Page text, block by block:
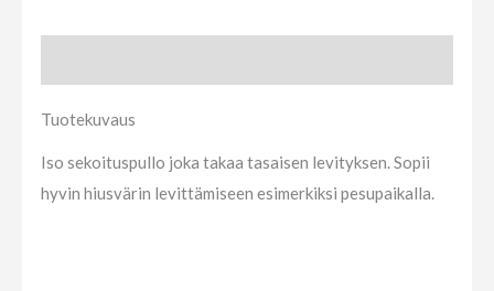
Tuotekuvaus
Iso sekoituspullo joka takaa tasaisen levityksen. Sopii
hyvin hiusvärin levittämiseen esimerkiksi pesupaikalla.